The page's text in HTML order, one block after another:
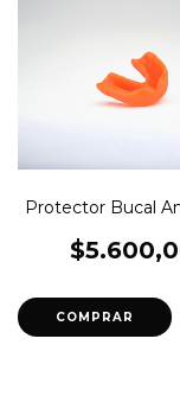
Protector Bucal
COMPRAR